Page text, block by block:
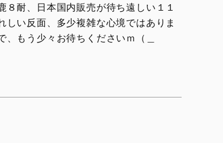
耐、日本国内販売が待ち遠しい１１
しい反面、多少複雑な心境ではありま
、もう少々お待ちくださいｍ（＿